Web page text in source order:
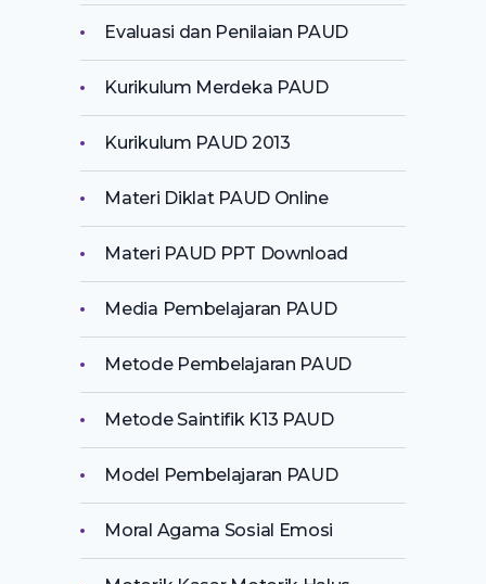
Evaluasi dan Penilaian PAUD
Kurikulum Merdeka PAUD
Kurikulum PAUD 2013
Materi Diklat PAUD Online
Materi PAUD PPT Download
Media Pembelajaran PAUD
Metode Pembelajaran PAUD
Metode Saintifik K13 PAUD
Model Pembelajaran PAUD
Moral Agama Sosial Emosi